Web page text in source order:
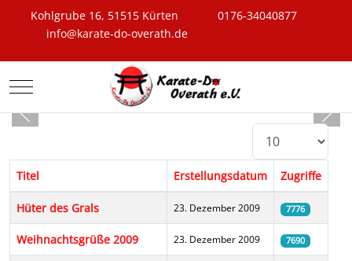
Kohlgrube 16, 51515 Kürten
0176-34040877
info@karate-do-overath.de
Mobile Menu Toggle
Beiträge
Titel Erstellungsdatum Zugriffe
Hüter des Grals 23. Dezember 2009 7776
Weihnachtsgrüße 2009 23. Dezember 2009 7690